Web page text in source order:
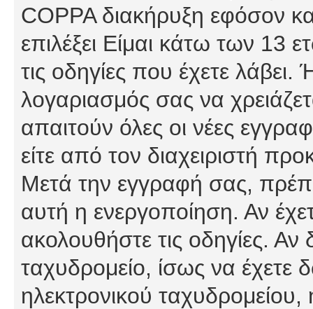
COPPA διακήρυξη εφόσον
επιλέξει Είμαι κάτω των 13
τις οδηγίες που έχετε λάβει.
λογαριασμός σας να
απαιτούν όλες οι νέες
είτε από τον διαχειριστή
Μετά την εγγραφή σας,
αυτή η ενεργοποίηση. Αν
ακολουθήστε τις οδηγίες. Αν
ταχυδρομείο, ίσως να έχετε
ηλεκτρονικού ταχυδρομείου,